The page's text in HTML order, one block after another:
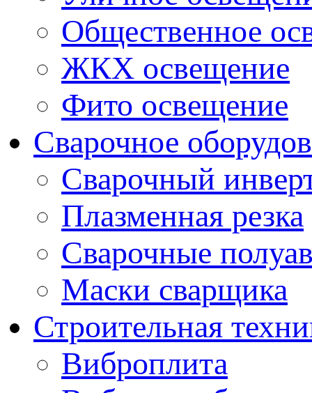
Общественное
ЖКХ освещение
Фито освещение
Сварочное
Сварочный
Плазменная резка
Сварочные
Маски сварщика
Строительная
Виброплита